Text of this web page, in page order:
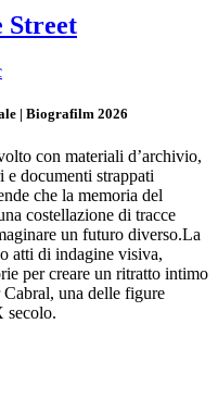
Street
| Biografilm 2026
con materiali d’archivio,
e documenti strappati
che la memoria del
costellazione di tracce
un futuro diverso.La
atti di indagine visiva,
per creare un ritratto intimo
una delle figure
secolo.